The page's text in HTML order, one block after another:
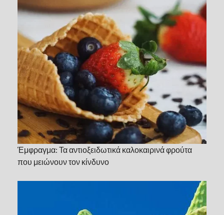
Έμφραγμα: Τα αντιοξειδωτικά καλοκαιρινά φρούτα
που μειώνουν τον κίνδυνο